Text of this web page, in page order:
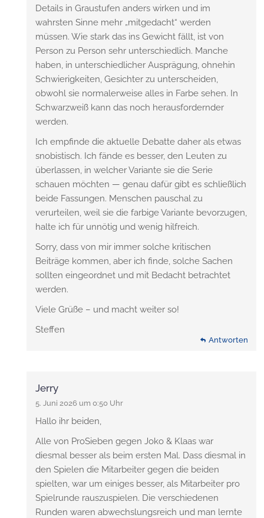
Details in Graustufen anders wirken und im
wahrsten Sinne mehr „mitgedacht“ werden
müssen. Wie stark das ins Gewicht fällt, ist von
Person zu Person sehr unterschiedlich. Manche
haben, in unterschiedlicher Ausprägung, ohnehin
Schwierigkeiten, Gesichter zu unterscheiden,
obwohl sie normalerweise alles in Farbe sehen. In
Schwarzweiß kann das noch herausfordernder
werden.
Ich empfinde die aktuelle Debatte daher als etwas
snobistisch. Ich fände es besser, den Leuten zu
überlassen, in welcher Variante sie die Serie
schauen möchten — genau dafür gibt es schließlich
beide Fassungen. Menschen pauschal zu
verurteilen, weil sie die farbige Variante bevorzugen,
halte ich für unnötig und wenig hilfreich.
Sorry, dass von mir immer solche kritischen
Beiträge kommen, aber ich finde, solche Sachen
sollten eingeordnet und mit Bedacht betrachtet
werden.
Viele Grüße – und macht weiter so!
Steffen
Antworten
Jerry
5. Juni 2026 um 0:50 Uhr
Hallo ihr beiden,
Alle von ProSieben gegen Joko & Klaas war
diesmal besser als beim ersten Mal. Dass diesmal in
den Spielen die Mitarbeiter gegen die beiden
spielten, war um einiges besser, als Mitarbeiter pro
Spielrunde rauszuspielen. Die verschiedenen
Runden waren abwechslungsreich und man lernte